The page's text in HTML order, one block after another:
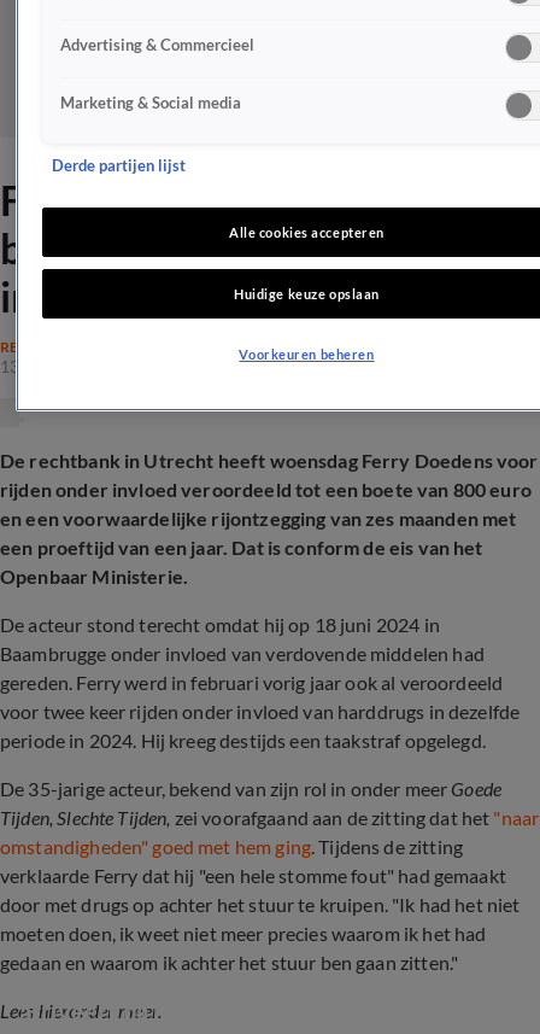
Ferry Doedens schuldig
bevonden aan rijden onder
invloed van harddrugs
RECHTSZAKEN
13 mei 2026, 15:54
De rechtbank in Utrecht heeft woensdag Ferry Doedens voor
rijden onder invloed veroordeeld tot een boete van 800 euro
en een voorwaardelijke rijontzegging van zes maanden met
een proeftijd van een jaar. Dat is conform de eis van het
Openbaar Ministerie.
De acteur stond terecht omdat hij op 18 juni 2024 in
Baambrugge onder invloed van verdovende middelen had
gereden. Ferry werd in februari vorig jaar ook al veroordeeld
voor twee keer rijden onder invloed van harddrugs in dezelfde
periode in 2024. Hij kreeg destijds een taakstraf opgelegd.
De 35-jarige acteur, bekend van zijn rol in onder meer Goede
Tijden, Slechte Tijden, zei voorafgaand aan de zitting dat het "naar
omstandigheden" goed met hem ging. Tijdens de zitting
verklaarde Ferry dat hij "een hele stomme fout" had gemaakt
door met drugs op achter het stuur te kruipen. "Ik had het niet
moeten doen, ik weet niet meer precies waarom ik het had
gedaan en waarom ik achter het stuur ben gaan zitten."
Lees hieronder meer.
Ferry Doedens staat pers te woord en
arriveert bij rechtbank
Advertising & Commercieel
Marketing & Social media
Derde partijen lijst
Alle cookies accepteren
Huidige keuze opslaan
Voorkeuren beheren